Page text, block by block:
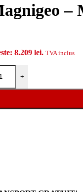
–
8.209 lei. TVA inclus
+